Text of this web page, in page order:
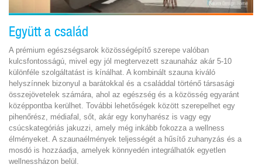
Együtt a család
A prémium egészségsarok közösségépítő szerepe valóban
kulcsfontosságú, mivel egy jól megtervezett szaunaház akár 5-10
különféle szolgáltatást is kínálhat. A kombinált szauna kiváló
helyszínnek bizonyul a barátokkal és a családdal történő társasági
összejövetelek számára, ahol az egészség és a közösség egyaránt
középpontba kerülhet. További lehetőségek között szerepelhet egy
pihenőrész, médiafal, sőt, akár egy konyharész is vagy egy
csúcskategóriás jakuzzi, amely még inkább fokozza a wellness
élményeket. A szaunaélmények teljességét a hűsítő zuhanyzás és a
mosdó is hozzáadja, amelyek könnyedén integrálhatók egyetlen
wellnessházon belül.